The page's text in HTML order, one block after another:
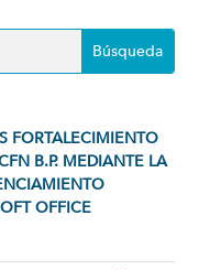
FORTALECIMIENTO
B.P. MEDIANTE LA
OFFICE